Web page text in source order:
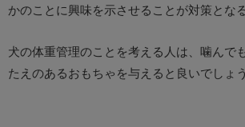
かのことに興味を示させることが対策とな
犬の体重管理のことを考える人は、噛んで
たえのあるおもちゃを与えると良いでしょう